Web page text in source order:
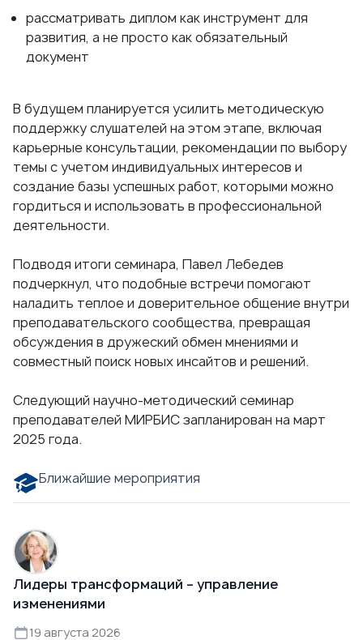
рассматривать диплом как инструмент для
развития, а не просто как обязательный
документ
В будущем планируется усилить методическую
поддержку слушателей на этом этапе, включая
карьерные консультации, рекомендации по выбору
темы с учетом индивидуальных интересов и
создание базы успешных работ, которыми можно
гордиться и использовать в профессиональной
деятельности.
Подводя итоги семинара, Павел Лебедев
подчеркнул, что подобные встречи помогают
наладить теплое и доверительное общение внутри
преподавательского сообщества, превращая
обсуждения в дружеский обмен мнениями и
совместный поиск новых инсайтов и решений.
Следующий научно-методический семинар
преподавателей МИРБИС запланирован на март
2025 года.
Ближайшие мероприятия
Лидеры трансформаций – управление
изменениями
19 августа 2026